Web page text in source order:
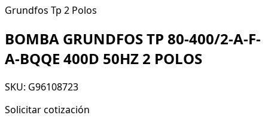
Grundfos Tp 2 Polos
BOMBA GRUNDFOS TP 80-400/2-A-F-
A-BQQE 400D 50HZ 2 POLOS
SKU: G96108723
Solicitar cotización